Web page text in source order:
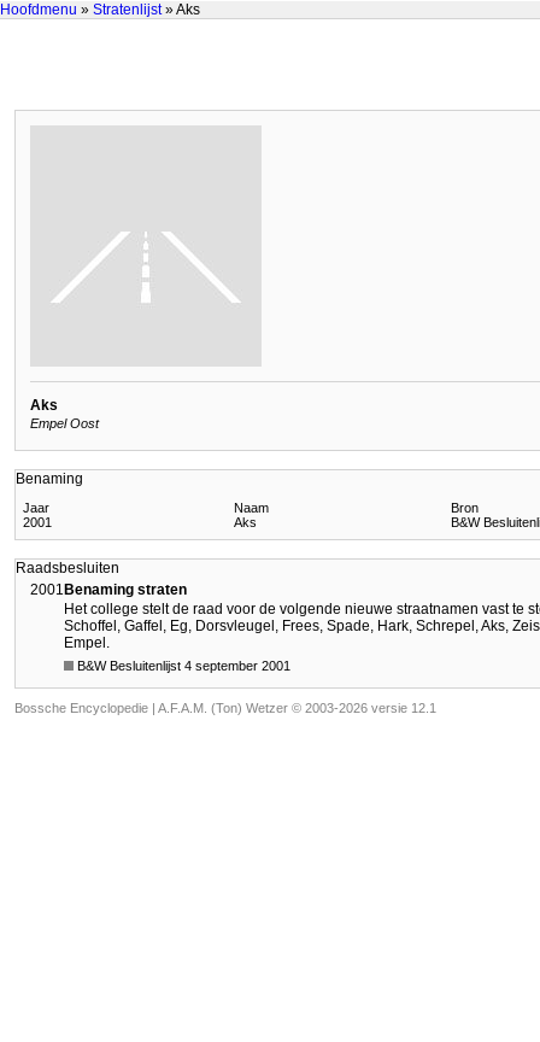
Hoofdmenu » Stratenlijst» Aks
Aks
Empel Oost
Benaming
Jaar Naam
Bron
2001
Aks B&W
Raadsbesluiten
2001 Benaming straten
Het college stelt de raad voor de volgende nieuwe straatnamen vast te
Schoffel, Gaffel, Eg, Dorsvleugel, Frees, Spade, Hark, Schrepel, Aks,
Empel.
B&W Besluitenlijst 4 september 2001
Bossche Encyclopedie | A.F.A.M. (Ton) Wetzer © 2003-2026 versie 12.1